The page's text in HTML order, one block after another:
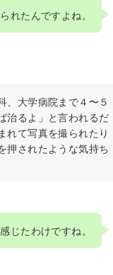
れたんですよね。
、大学病院まで４〜５
治るよ」と言われるだ
れて写真を撮られたり
押されたような気持ち
じたわけですね。